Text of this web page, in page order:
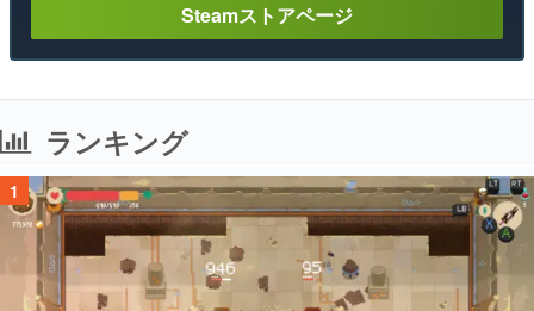
Steamストアページ
ランキング
1